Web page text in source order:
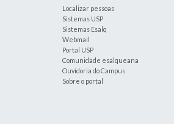
Localizar pessoas
Sistemas USP
Sistemas Esalq
Webmail
Portal USP
Comunidade esalqueana
Ouvidoria do Campus
Sobre o portal